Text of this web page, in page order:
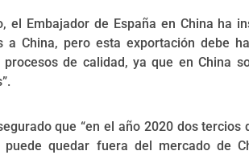
el Embajador de España en China ha
a China, pero esta exportación debe
procesos de calidad, ya que en China
que “en el año 2020 dos
puede quedar fuera del mercado de